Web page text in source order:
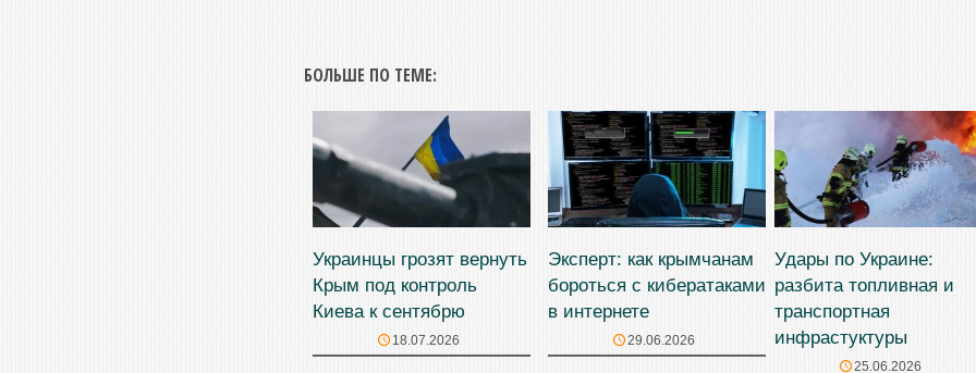
БОЛЬШЕ ПО ТЕМЕ:
Украинцы грозят вернуть
Крым под контроль
Киева к сентябрю
18.07.2026
Эксперт: как крымчанам
бороться с кибератаками
в интернете
29.06.2026
Удары по Украине:
разбита топливная и
транспортная
инфрастуктуры
25.06.2026